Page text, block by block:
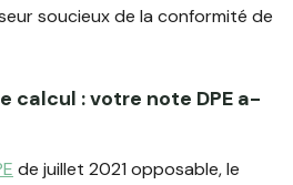
soucieux de la conformité de
calcul : votre note DPE a-
de juillet 2021 opposable, le